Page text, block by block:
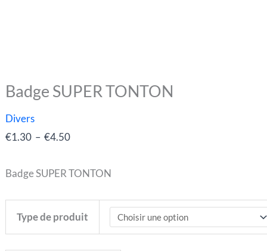
Badge SUPER TONTON
Divers
€1.30 – €4.50
Plage
Badge SUPER TONTON
Type de produit
quantité